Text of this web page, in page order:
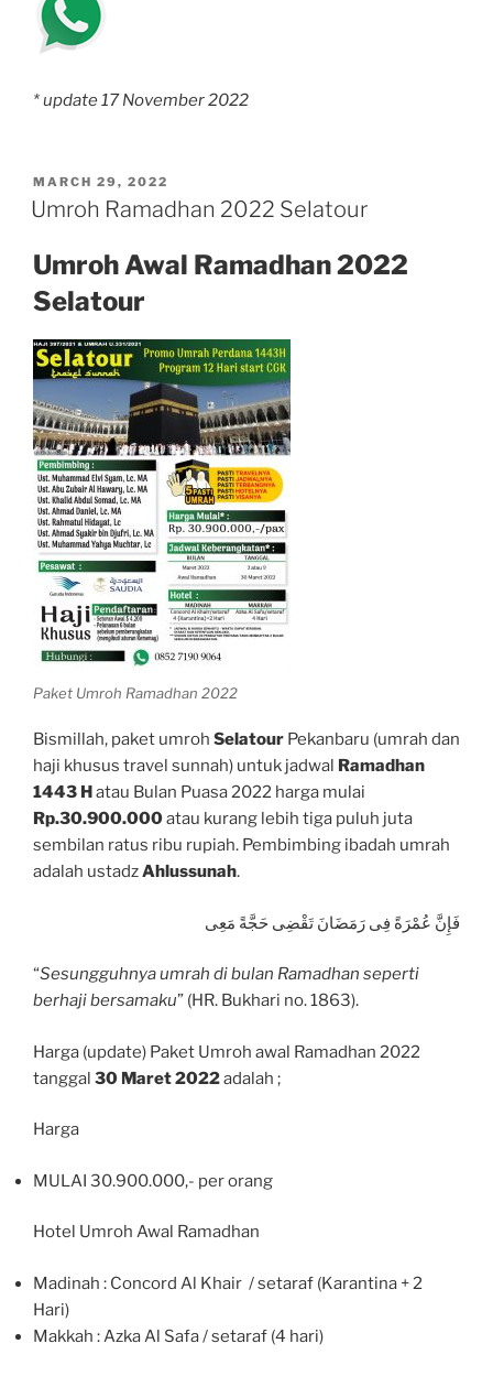
* update 17 November 2022
POSTED
ON
MARCH 29, 2022
Umroh Ramadhan 2022 Selatour
Umroh Awal Ramadhan 2022
Selatour
Paket Umroh Ramadhan 2022
Bismillah, paket umroh Selatour Pekanbaru (umrah dan
haji khusus travel sunnah) untuk jadwal
Ramadhan
1443 H atau Bulan Puasa 2022 harga mulai
Rp.30.900.000atau kurang lebih tiga puluh juta
sembilan ratus ribu rupiah. Pembimbing ibadah umrah
adalah ustadzAhlussunah.
فَإِنَّ عُمْرَةً فِى رَمَضَانَ تَقْضِى حَجَّةً مَعِى
“Sesungguhnya umrah di bulan Ramadhan seperti
berhaji bersamaku” (HR. Bukhari no. 1863).
Harga (update) Paket Umroh awal Ramadhan 2022
tanggal 30 Maret 2022adalah ;
Harga
MULAI 30.900.000,- per orang
Hotel Umroh Awal Ramadhan
Madinah : Concord Al Khair / setaraf (Karantina + 2
Hari)
Makkah : Azka Al Safa / setaraf (4 hari)